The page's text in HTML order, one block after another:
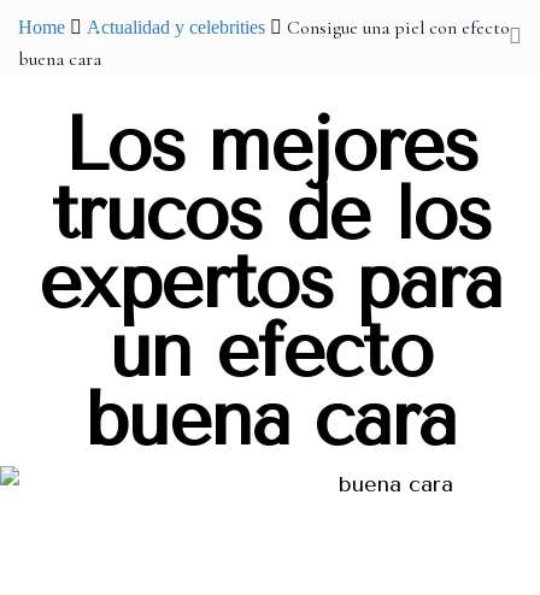
Home Actualidad y celebrities
Consigue una piel con efecto
buena cara
Los mejores
trucos de los
expertos para
un efecto
buena cara